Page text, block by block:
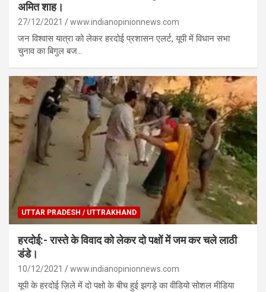
अमित शाह।
27/12/2021 www.indianopinionnews.com
जन विश्वास यात्रा को लेकर हरदोई प्रशासन एलर्ट, यूपी में विधान सभा
चुनाव का बिगुल बज…
UTTAR PRADESH / UTTRAKHAND
हरदोई:- रास्ते के विवाद को लेकर दो पक्षों में जम कर चले लाठी
डंडे।
10/12/2021 www.indianopinionnews.com
यूपी के हरदोई ज़िले में दो पक्षो के बीच हुई झगड़े का वीडियो सोशल मीडिया